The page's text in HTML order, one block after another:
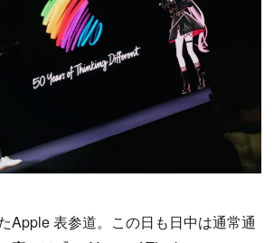
Apple 表参道。この日も日中は通常通